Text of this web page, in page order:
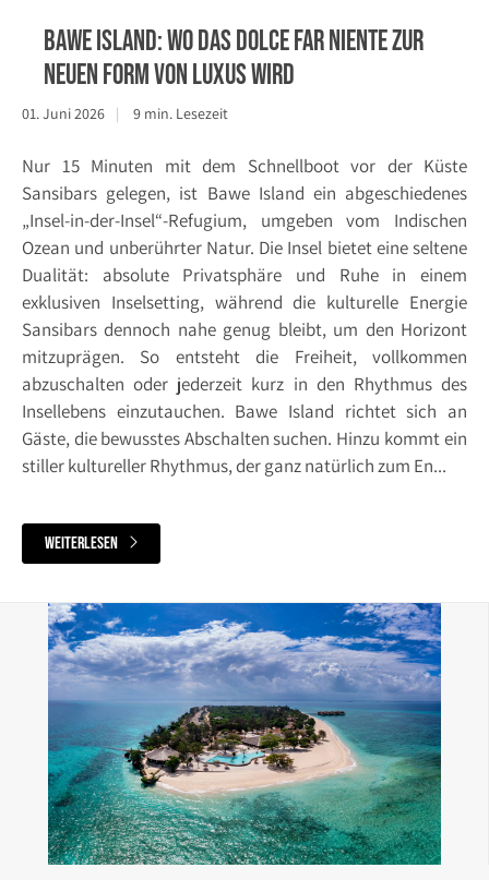
Bawe Island: Wo das Dolce far niente zur
neuen Form von Luxus wird
01. Juni 2026 9 min. Lesezeit
Nur 15 Minuten mit dem Schnellboot vor der Küste
Sansibars gelegen, ist Bawe Island ein abgeschiedenes
„Insel-in-der-Insel“-Refugium, umgeben vom Indischen
Ozean und unberührter Natur. Die Insel bietet eine seltene
Dualität: absolute Privatsphäre und Ruhe in einem
exklusiven Inselsetting, während die kulturelle Energie
Sansibars dennoch nahe genug bleibt, um den Horizont
mitzuprägen. So entsteht die Freiheit, vollkommen
abzuschalten oder jederzeit kurz in den Rhythmus des
Insellebens einzutauchen. Bawe Island richtet sich an
Gäste, die bewusstes Abschalten suchen. Hinzu kommt ein
stiller kultureller Rhythmus, der ganz natürlich zum En...
weiterlesen